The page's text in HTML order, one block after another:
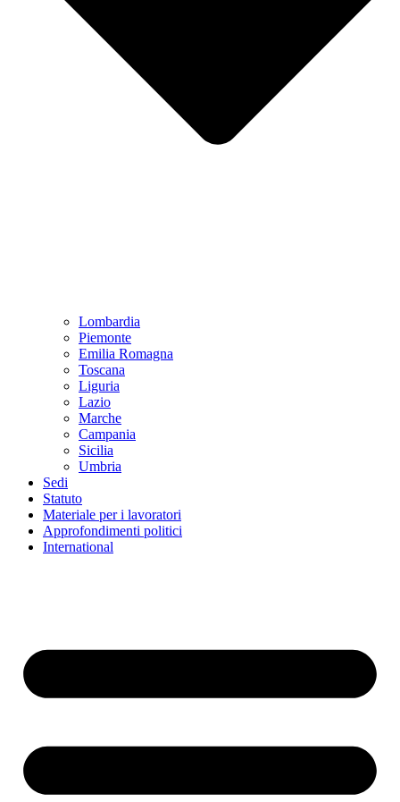
Lombardia
Piemonte
Emilia Romagna
Toscana
Liguria
Lazio
Marche
Campania
Sicilia
Umbria
Sedi
Statuto
Materiale per i lavoratori
Approfondimenti politici
International